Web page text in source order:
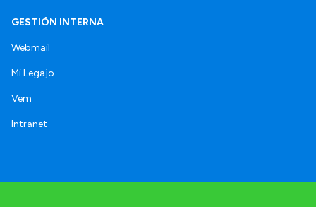
GESTIÓN INTERNA
Webmail
Mi Legajo
Vem
Intranet